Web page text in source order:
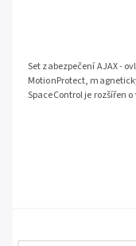
Set zabezpečení AJAX -
MotionProtect,
SpaceControl je rozšířen